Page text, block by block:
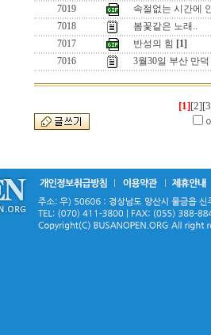
7019
속절없는 시간에
7018
봄꽃같은 노래..
7017
반성의 힘 [1]
7016
3월30일 부산 만
[1][2]